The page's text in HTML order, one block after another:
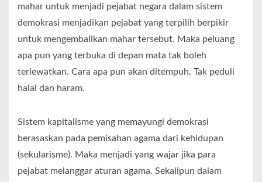
mahar untuk menjadi pejabat negara dalam sistem
demokrasi menjadikan pejabat yang terpilih berpikir
untuk mengembalikan mahar tersebut. Maka peluang
apa pun yang terbuka di depan mata tak boleh
terlewatkan. Cara apa pun akan ditempuh. Tak peduli
halal dan haram.
Sistem kapitalisme yang memayungi demokrasi
berasaskan pada pemisahan agama dari kehidupan
(sekularisme). Maka menjadi yang wajar jika para
pejabat melanggar aturan agama. Sekalipun dalam